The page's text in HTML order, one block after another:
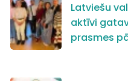
Latviešu
aktīvi
prasmes